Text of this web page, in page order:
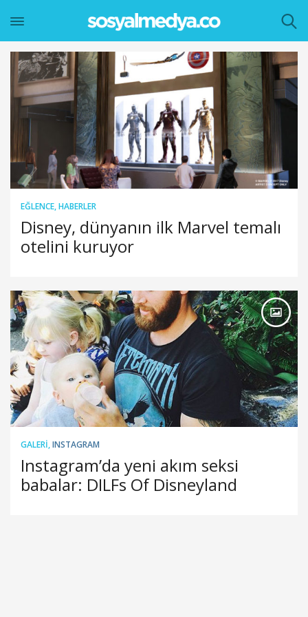
EĞLENCE,HABERLER
Disney, dünyanın ilk Marvel temalı
otelini kuruyor
GALERI,INSTAGRAM
Instagram’da yeni akım seksi
babalar: DILFs Of Disneyland